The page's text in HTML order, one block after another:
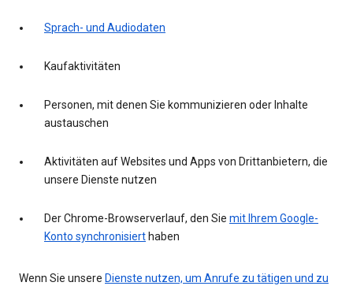
Sprach- und Audiodaten
Kaufaktivitäten
Personen, mit denen Sie kommunizieren oder Inhalte
austauschen
Aktivitäten auf Websites und Apps von Drittanbietern, die
unsere Dienste nutzen
Der Chrome-Browserverlauf, den Sie mit Ihrem Google-
Konto synchronisiert haben
Wenn Sie unsere Dienste nutzen, um Anrufe zu tätigen und zu